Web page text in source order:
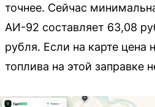
точнее. Сейчас
АИ-92 составляет 63,08
рубля. Если на карте цена
топлива на этой заправке